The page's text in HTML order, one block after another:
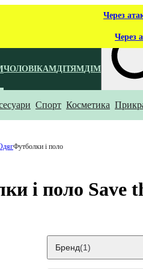
Через
Через
ЧОЛОВІКАМДІТЯМДІМ
Що ти
Спорт Косметика
Футболки і поло
і поло Save
Бренд(1)